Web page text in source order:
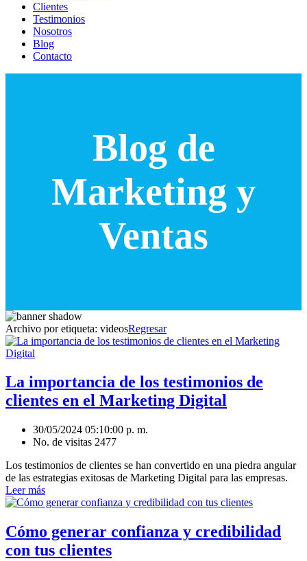
Clientes
Testimonios
Nosotros
Blog
Contacto
Blog de
Marketing y
Ventas
Archivo por etiqueta: videosRegresar
La importancia de los testimonios de
clientes en el Marketing Digital
30/05/2024 05:10:00 p. m.
No. de visitas 2477
Los testimonios de clientes se han convertido en una piedra angular
de las estrategias exitosas de Marketing Digital para las empresas.
Leer más
Cómo generar confianza y credibilidad
con tus clientes